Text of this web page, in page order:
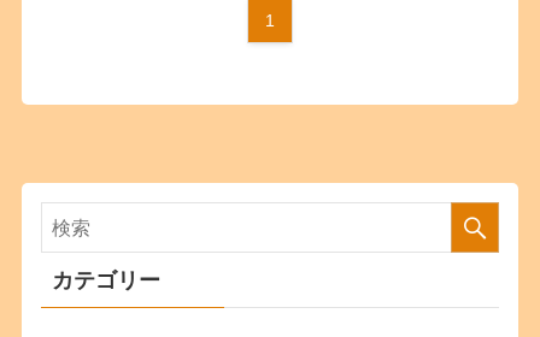
1
カテゴリー